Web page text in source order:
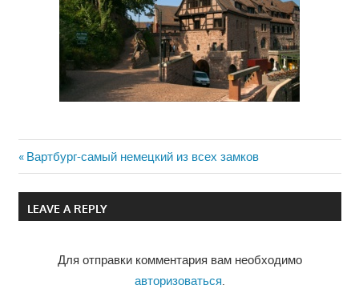
Навигация
по
Previous
Post:
Вартбург-самый немецкий из всех замков
LEAVE A REPLY
Для отправки комментария вам необходимо
авторизоваться